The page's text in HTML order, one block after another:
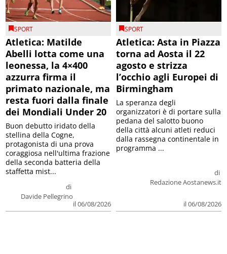
SPORT
Atletica: Matilde
Abelli lotta come una
leonessa, la 4×400
azzurra firma il
primato nazionale, ma
resta fuori dalla finale
dei Mondiali Under 20
di
Davide Pellegrino
il 06/08/2026
Buon debutto iridato della
stellina della Cogne,
protagonista di una prova
coraggiosa nell'ultima frazione
della seconda batteria della
staffetta mist...
SPORT
Atletica: Asta in Piazza
torna ad Aosta il 22
agosto e strizza
l’occhio agli Europei di
Birmingham
di
Redazione Aostanews.it
il 06/08/2026
La speranza degli
organizzatori è di portare sulla
pedana del salotto buono
della città alcuni atleti reduci
dalla rassegna continentale in
programma ...